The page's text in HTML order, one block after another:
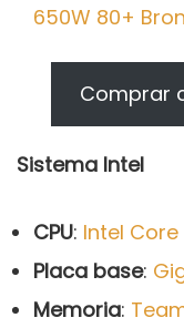
650W 80+
Comprar
Sistema Intel
CPU: Intel Core
Placa base:
Memoria: